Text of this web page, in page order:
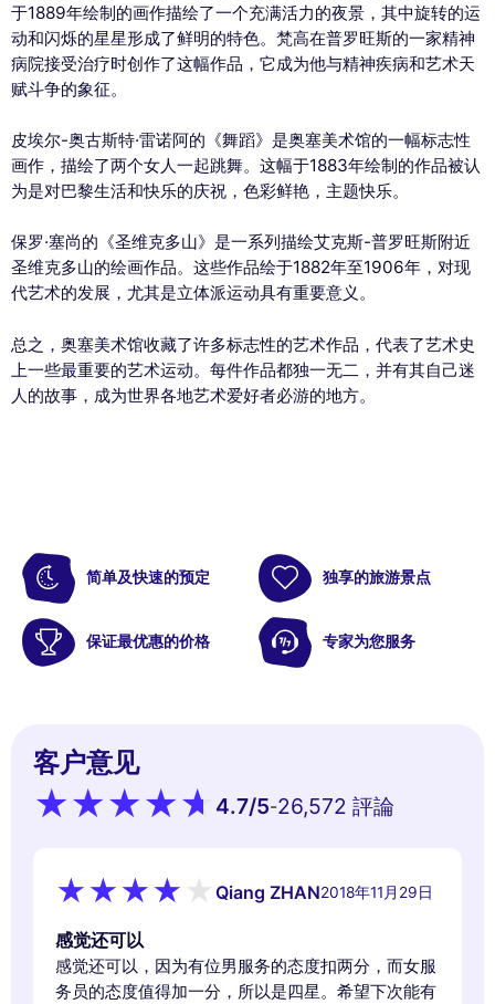
于1889年绘制的画作描绘了一个充满活力的夜景，其中旋转的运
动和闪烁的星星形成了鲜明的特色。梵高在普罗旺斯的一家精神
病院接受治疗时创作了这幅作品，它成为他与精神疾病和艺术天
赋斗争的象征。
皮埃尔-奥古斯特·雷诺阿的《舞蹈》是奥塞美术馆的一幅标志性
画作，描绘了两个女人一起跳舞。这幅于1883年绘制的作品被认
为是对巴黎生活和快乐的庆祝，色彩鲜艳，主题快乐。
保罗·塞尚的《圣维克多山》是一系列描绘艾克斯-普罗旺斯附近
圣维克多山的绘画作品。这些作品绘于1882年至1906年，对现
代艺术的发展，尤其是立体派运动具有重要意义。
总之，奥塞美术馆收藏了许多标志性的艺术作品，代表了艺术史
上一些最重要的艺术运动。每件作品都独一无二，并有其自己迷
人的故事，成为世界各地艺术爱好者必游的地方。
简单及快速的预定 独享的旅游景点
保证最优惠的价格 专家为您服务
客户意见
4.7/5-26,572 評論
Qiang ZHAN2018年11月29日
感觉还可以
感觉还可以，因为有位男服务的态度扣两分，而女服
务员的态度值得加一分，所以是四星。希望下次能有